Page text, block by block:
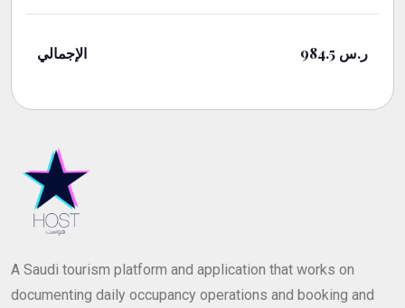
الإجمالي 984.5 ر.س
A Saudi tourism platform and application that works on
documenting daily occupancy operations and booking and